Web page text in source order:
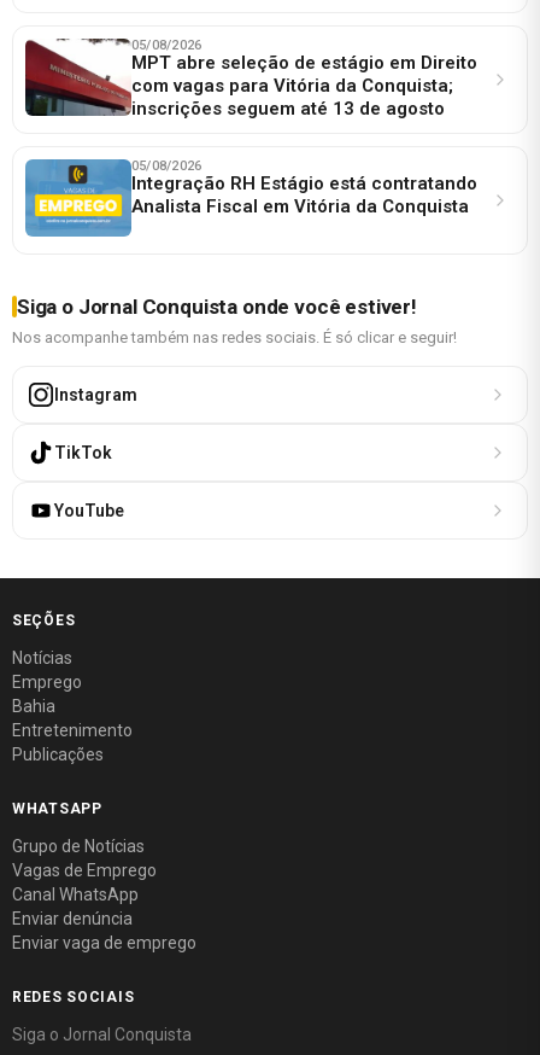
05/08/2026
MPT abre seleção de estágio em Direito
com vagas para Vitória da Conquista;
inscrições seguem até 13 de agosto
05/08/2026
Integração RH Estágio está contratando
Analista Fiscal em Vitória da Conquista
Siga o Jornal Conquista onde você estiver!
Nos acompanhe também nas redes sociais. É só clicar e seguir!
Instagram
TikTok
YouTube
SEÇÕES
Notícias
Emprego
Bahia
Entretenimento
Publicações
WHATSAPP
Grupo de Notícias
Vagas de Emprego
Canal WhatsApp
Enviar denúncia
Enviar vaga de emprego
REDES SOCIAIS
Siga o Jornal Conquista